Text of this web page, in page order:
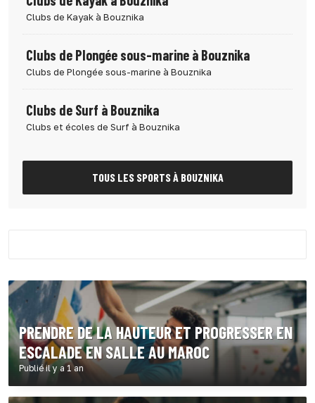
Clubs de Kayak à Bouznika
Clubs de Plongée sous-marine à Bouznika
Clubs de Plongée sous-marine à Bouznika
Clubs de Surf à Bouznika
Clubs et écoles de Surf à Bouznika
TOUS LES SPORTS À BOUZNIKA
PRENDRE DE LA HAUTEUR ET PROGRESSER EN
ESCALADE EN SALLE AU MAROC
Publié il y a 1 an